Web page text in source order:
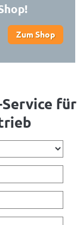
Zum Shop
für